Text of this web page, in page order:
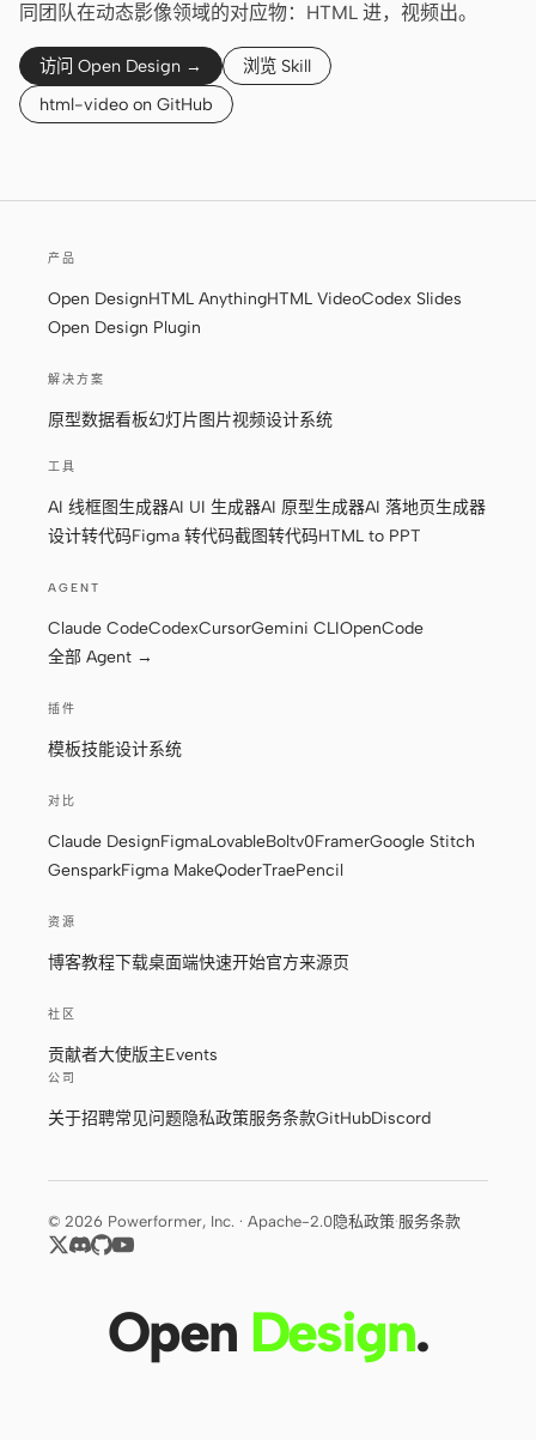
同团队在动态影像领域的对应物：HTML 进，视频出。
访问 Open Design →
浏览 Skill
html-video on GitHub
产品
Open DesignHTML AnythingHTML VideoCodex Slides
Open Design Plugin
解决方案
原型数据看板幻灯片图片视频设计系统
工具
AI 线框图生成器AI UI 生成器AI 原型生成器AI 落地页生成器
设计转代码Figma 转代码截图转代码HTML to PPT
AGENT
Claude CodeCodexCursorGemini CLIOpenCode
全部 Agent →
插件
模板技能设计系统
对比
Claude DesignFigmaLovableBoltv0FramerGoogle Stitch
GensparkFigma MakeQoderTraePencil
资源
博客教程下载桌面端快速开始官方来源页
社区
贡献者大使版主Events
公司
关于招聘常见问题隐私政策服务条款GitHubDiscord
© 2026 Powerformer, Inc. · Apache-2.0隐私政策·服务条款
Open Design.